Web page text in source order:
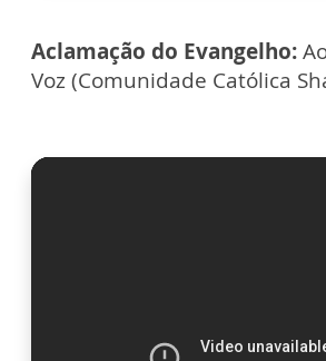
Aclamação do Evangelho:
Voz (Comunidade Católica